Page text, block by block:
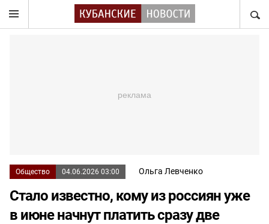
Общество 04.06.2026 03:00 Ольга Левченко
Стало известно, кому из россиян уже
в июне начнут платить сразу две